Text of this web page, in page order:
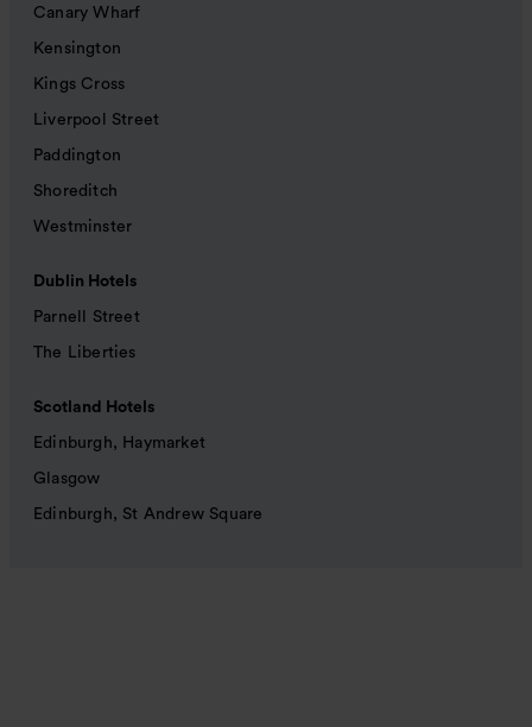
Canary Wharf
Kensington
Kings Cross
Liverpool Street
Paddington
Shoreditch
Westminster
Dublin Hotels
Parnell Street
The Liberties
Scotland Hotels
Edinburgh, Haymarket
Glasgow
Edinburgh, St Andrew Square